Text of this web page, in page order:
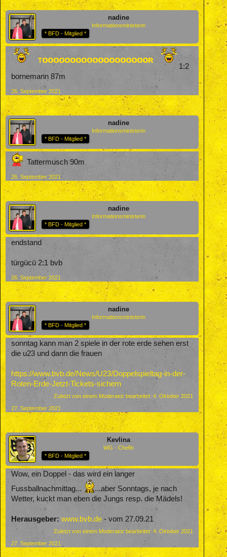
nadine
Informationsministerin
* BFD - Mitglied *
1:2
bornemann 87m
26. September 2021
nadine
Informationsministerin
* BFD - Mitglied *
Tattermusch 90m
26. September 2021
nadine
Informationsministerin
* BFD - Mitglied *
endstand
türgücü 2:1 bvb
26. September 2021
nadine
Informationsministerin
* BFD - Mitglied *
sonntag kann man 2 spiele in der rote erde sehen erst
die u23 und dann die frauen
https://www.bvb.de/News/U23/Doppelspieltag-in-der-
Roten-Erde-Jetzt-Tickets-sichern
Zuletzt von einem Moderator bearbeitet:4. Oktober 2021
27. September 2021
Kevlina
WG - Chefin
* BFD - Mitglied *
Wow, ein Doppel - das wird ein langer
Fussballnachmittag...
...aber Sonntags, je nach
Wetter, kuckt man eben die Jungs resp. die Mädels!
Herausgeber: www.bvb.de - vom 27.09.21
Zuletzt von einem Moderator bearbeitet:4. Oktober 2021
27. September 2021